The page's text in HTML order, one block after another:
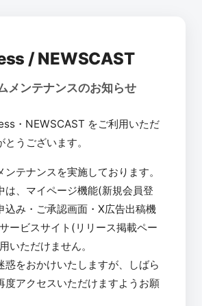
/ NEWSCAST
メンテナンスのお知らせ
・NEWSCAST をご利用いただ
うございます。
テナンスを実施しております。
は、マイページ機能(新規会員登
込み・ご承認画面・X広告出稿機
ービスサイト(リリース掲載ペー
いただけません。
惑をおかけいたしますが、しばら
度アクセスいただけますようお願